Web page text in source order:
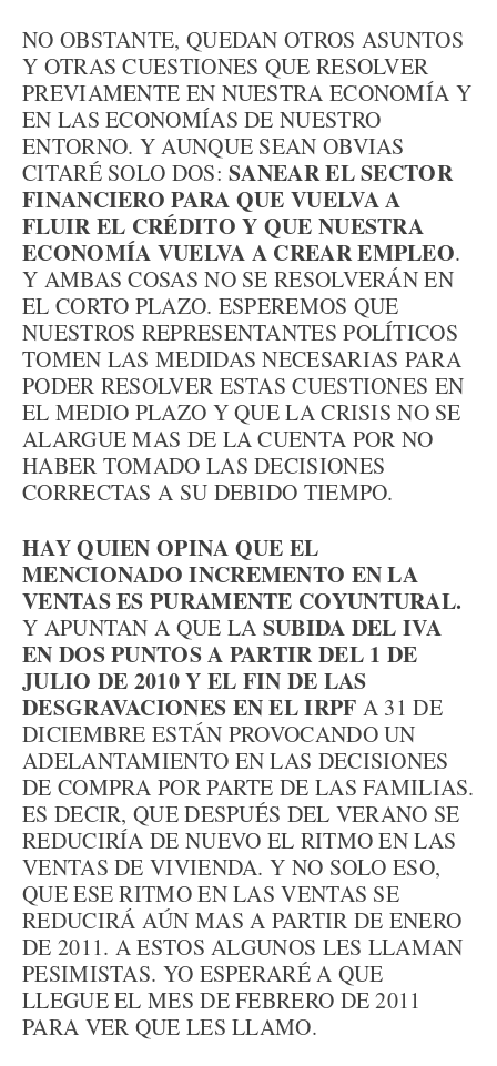
NO OBSTANTE, QUEDAN OTROS ASUNTOS
Y OTRAS CUESTIONES QUE RESOLVER
PREVIAMENTE EN NUESTRA ECONOMÍA Y
EN LAS ECONOMÍAS DE NUESTRO
ENTORNO. Y AUNQUE SEAN OBVIAS
CITARÉ SOLO DOS:SANEAR EL SECTOR
FINANCIERO PARA QUE VUELVA A
FLUIR EL CRÉDITO Y QUE NUESTRA
ECONOMÍA VUELVA A CREAR EMPLEO.
Y AMBAS COSAS NO SE RESOLVERÁN EN
EL CORTO PLAZO. ESPEREMOS QUE
NUESTROS REPRESENTANTES POLÍTICOS
TOMEN LAS MEDIDAS NECESARIAS PARA
PODER RESOLVER ESTAS CUESTIONES EN
EL MEDIO PLAZO Y QUE LA CRISIS NO SE
ALARGUE MAS DE LA CUENTA POR NO
HABER TOMADO LAS DECISIONES
CORRECTAS A SU DEBIDO TIEMPO.
HAY QUIEN OPINA QUE EL
MENCIONADO INCREMENTO EN LA
VENTAS ES PURAMENTE COYUNTURAL.
Y APUNTAN A QUE LA SUBIDA DEL IVA
EN DOS PUNTOS A PARTIR DEL 1 DE
JULIO DE 2010 Y EL FIN DE LAS
DESGRAVACIONES EN EL IRPF A 31 DE
DICIEMBRE ESTÁN PROVOCANDO UN
ADELANTAMIENTO EN LAS DECISIONES
DE COMPRA POR PARTE DE LAS FAMILIAS.
ES DECIR, QUE DESPUÉS DEL VERANO SE
REDUCIRÍA DE NUEVO EL RITMO EN LAS
VENTAS DE VIVIENDA. Y NO SOLO ESO,
QUE ESE RITMO EN LAS VENTAS SE
REDUCIRÁ AÚN MAS A PARTIR DE ENERO
DE 2011. A ESTOS ALGUNOS LES LLAMAN
PESIMISTAS. YO ESPERARÉ A QUE
LLEGUE EL MES DE FEBRERO DE 2011
PARA VER QUE LES LLAMO.